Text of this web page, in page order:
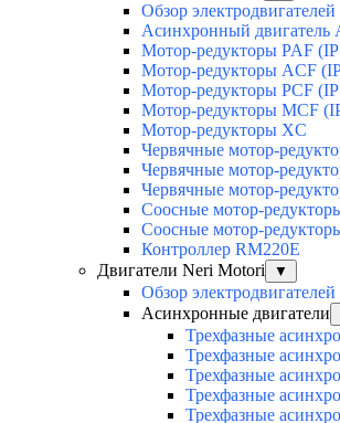
Обзор
Асинхронный двигатель
Мотор-редукторы PAF
Мотор-редукторы ACF
Мотор-редукторы PCF
Мотор-редукторы MCF
Мотор-редукторы XC
Червячные мотор-
Червячные мотор-
Червячные мотор-
Соосные мотор-
Соосные мотор-
Контроллер RM220E
Двигатели Neri Motori
▼
Обзор
Асинхронные двигатели
Трехфазные
Трехфазные
Трехфазные
Трехфазные
Трехфазные